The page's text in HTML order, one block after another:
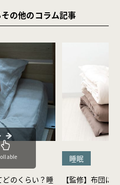
の他のコラム記事
どのくらい？睡
睡眠
【監修】布団に